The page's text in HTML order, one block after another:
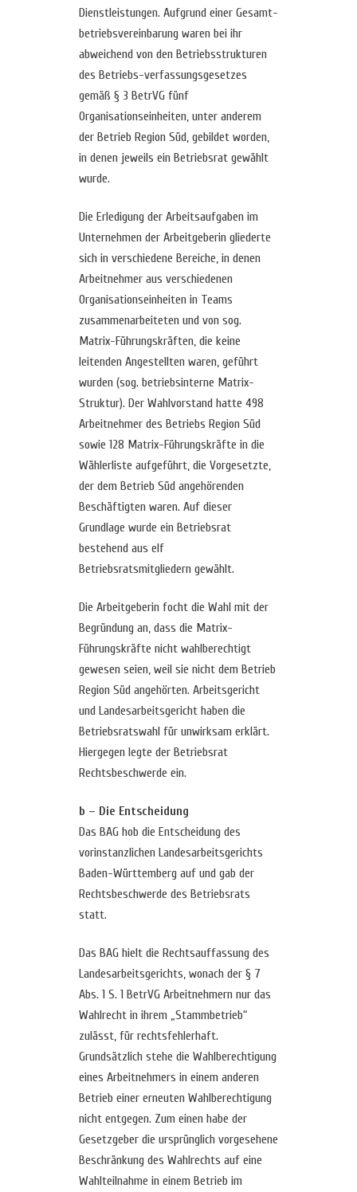
Dienstleistungen. Aufgrund einer Gesamt-
betriebsvereinbarung waren bei ihr
abweichend von den Betriebsstrukturen
des Betriebs-verfassungsgesetzes
gemäß § 3 BetrVG fünf
Organisationseinheiten, unter anderem
der Betrieb Region Süd, gebildet worden,
in denen jeweils ein Betriebsrat gewählt
wurde.
Die Erledigung der Arbeitsaufgaben im
Unternehmen der Arbeitgeberin gliederte
sich in verschiedene Bereiche, in denen
Arbeitnehmer aus verschiedenen
Organisationseinheiten in Teams
zusammenarbeiteten und von sog.
Matrix-Führungskräften, die keine
leitenden Angestellten waren, geführt
wurden (sog. betriebsinterne Matrix-
Struktur). Der Wahlvorstand hatte 498
Arbeitnehmer des Betriebs Region Süd
sowie 128 Matrix-Führungskräfte in die
Wählerliste aufgeführt, die Vorgesetzte,
der dem Betrieb Süd angehörenden
Beschäftigten waren. Auf dieser
Grundlage wurde ein Betriebsrat
bestehend aus elf
Betriebsratsmitgliedern gewählt.
Die Arbeitgeberin focht die Wahl mit der
Begründung an, dass die Matrix-
Führungskräfte nicht wahlberechtigt
gewesen seien, weil sie nicht dem Betrieb
Region Süd angehörten. Arbeitsgericht
und Landesarbeitsgericht haben die
Betriebsratswahl für unwirksam erklärt.
Hiergegen legte der Betriebsrat
Rechtsbeschwerde ein.
b – Die Entscheidung
Das BAG hob die Entscheidung des
vorinstanzlichen Landesarbeitsgerichts
Baden-Württemberg auf und gab der
Rechtsbeschwerde des Betriebsrats
statt.
Das BAG hielt die Rechtsauffassung des
Landesarbeitsgerichts, wonach der § 7
Abs. 1 S. 1 BetrVG Arbeitnehmern nur das
Wahlrecht in ihrem „Stammbetrieb“
zulässt, für rechtsfehlerhaft.
Grundsätzlich stehe die Wahlberechtigung
eines Arbeitnehmers in einem anderen
Betrieb einer erneuten Wahlberechtigung
nicht entgegen. Zum einen habe der
Gesetzgeber die ursprünglich vorgesehene
Beschränkung des Wahlrechts auf eine
Wahlteilnahme in einem Betrieb im